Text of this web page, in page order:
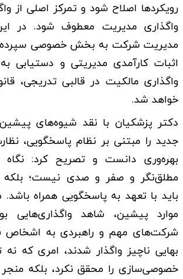
رویکردها اصلاح شود و تمرکز اصلی از
واگذاری مدیریت معطوف شود. در
مدیریت شرکت به بخش خصوصی
اثبات کارآمدی مدیریتی و دستیابی
واگذاری مالکیت در قالبی تدریجی،
خواهد شد.
دکتر پزشکیان با نقد شیوه‌های پیشین
جدید را مبتنی بر نظام پاسخگویی،
بهره‌وری دانست و تصریح کرد:
مطلق‌نگر و صفر و صدی نیست؛ بلکه
باید با تعهد به پاسخگویی همراه باشد.
موارد پیشین، شاهد واگذاری‌هایی
شرکت‌های مهم و راهبردی به اشخاص
بهایی ناچیز واگذار شدند، امری که نه
خصوصی‌سازی را محقق نکرد، بلکه منجر